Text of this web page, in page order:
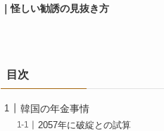
｜怪しい勧誘の見抜き方
目次
韓国の年金事情
2057年に破綻との試算